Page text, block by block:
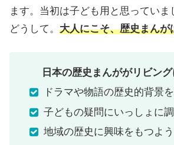
ます。当初は子ども用と思ってい
どうして。 大人にこそ、歴史まんが
日本の歴史まんががリビン
ドラマや物語の歴史的背景
子どもの疑問にいっしょに
地域の歴史に興味をもつよ